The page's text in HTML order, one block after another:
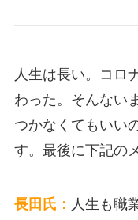
人生は長い。コロ
わった。そんない
つかなくてもいい
す。最後に下記の
長田氏： 人生も職